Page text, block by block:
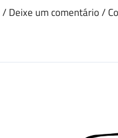
/Deixe um comentário/